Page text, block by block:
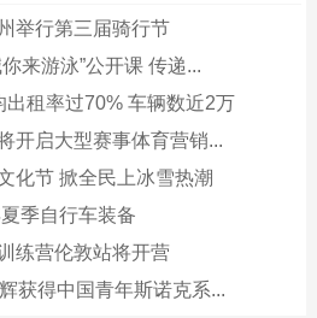
举行第三届骑行节
来游泳”公开课 传递...
租率过70% 车辆数近2万
开启大型赛事体育营销...
化节 掀全民上冰雪热潮
季自行车装备
练营伦敦站将开营
获得中国青年斯诺克系...